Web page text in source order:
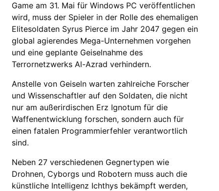
Game am 31. Mai für Windows PC veröffentlichen
wird, muss der Spieler in der Rolle des ehemaligen
Elitesoldaten Syrus Pierce im Jahr 2047 gegen ein
global agierendes Mega-Unternehmen vorgehen
und eine geplante Geiselnahme des
Terrornetzwerks Al-Azrad verhindern.
Anstelle von Geiseln warten zahlreiche Forscher
und Wissenschaftler auf den Soldaten, die nicht
nur am außerirdischen Erz Ignotum für die
Waffenentwicklung forschen, sondern auch für
einen fatalen Programmierfehler verantwortlich
sind.
Neben 27 verschiedenen Gegnertypen wie
Drohnen, Cyborgs und Robotern muss auch die
künstliche Intelligenz Ichthys bekämpft werden,